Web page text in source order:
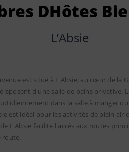
DHôtes
LʼAbsie
est situé à L Absie, au cœur de la
d une salle de bains privative.
dans la salle à manger ou
est idéal pour les activités de plein air
L Absie facilite l accès aux routes
route.